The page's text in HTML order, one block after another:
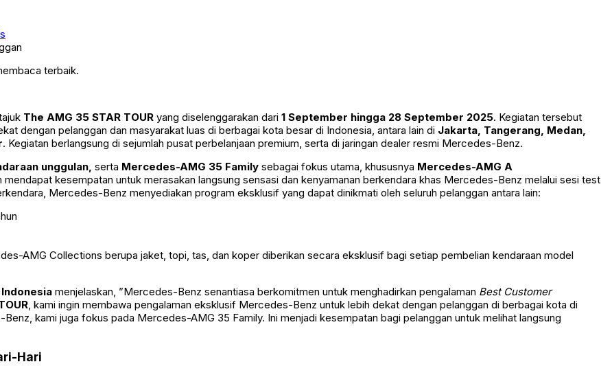
terbaik.
The AMG 35 STAR TOUR yang diselenggarakan dari 1 September hingga 28 September 2025. Kegiatan tersebut
dengan pelanggan dan masyarakat luas di berbagai kota besar di Indonesia, antara lain di Jakarta, Tangerang, Medan,
. Kegiatan berlangsung di sejumlah pusat perbelanjaan premium, serta di jaringan dealer resmi Mercedes-Benz.
unggulan, serta Mercedes-AMG 35 Family sebagai fokus utama, khususnya Mercedes-AMG A
mendapat kesempatan untuk merasakan langsung sensasi dan kenyamanan berkendara khas Mercedes-Benz melalui sesi test
Mercedes-Benz menyediakan program eksklusif yang dapat dinikmati oleh seluruh pelanggan antara lain:
AMG Collections berupa jaket, topi, tas, dan koper diberikan secara eksklusif bagi setiap pembelian kendaraan model
menjelaskan, ”Mercedes-Benz senantiasa berkomitmen untuk menghadirkan pengalaman Best Customer
, kami ingin membawa pengalaman eksklusif Mercedes-Benz untuk lebih dekat dengan pelanggan di berbagai kota di
kami juga fokus pada Mercedes-AMG 35 Family. Ini menjadi kesempatan bagi pelanggan untuk melihat langsung
Hari